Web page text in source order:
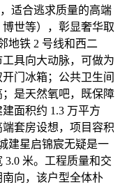
适合逃求质量的高端
世等），彰显奢华取
地铁 2 号线和西二
具向大动脉，可做为
门冰箱；公共卫生间
是天然氧吧，既保障
面积约 1.3 万平方
套房设想，项目容积
建星启锦宸无疑是一
米。工程质量和交
向，该户型全体朴